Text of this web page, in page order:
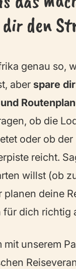
dir den
genau so,
aber spare
ob die
oder ob
reicht.
willst (ob
planen deine
für dich richtig
mit unserem